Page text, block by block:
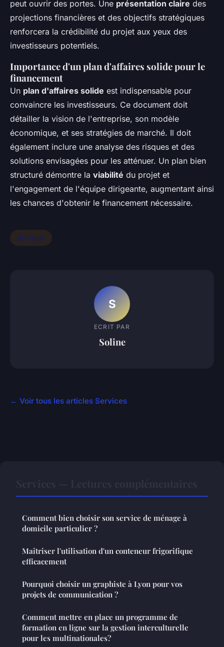
peut ouvrir des portes. Une présentation claire des
projections financières et des objectifs stratégiques
renforcera la crédibilité du projet aux yeux des
investisseurs potentiels.
Importance d'un plan d'affaires solide pour le
financement
Un plan d'affaires solide est indispensable pour
convaincre les investisseurs. Ce document doit
détailler la vision de l'entreprise, son modèle
économique, et ses stratégies de marché. Il doit
également inclure une analyse des risques et des
solutions envisagées pour les atténuer. Un plan bien
structuré démontre la viabilité du projet et
l'engagement de l'équipe dirigeante, augmentant ainsi
les chances d'obtenir le financement nécessaire.
Services
S
ECRIT PAR
Soline
← Voir tous les articles Services
Comment bien choisir son service de ménage à
domicile particulier ?
Maîtriser l'utilisation d'un conteneur frigorifique
efficacement
Pourquoi choisir un graphiste à Lyon pour vos
projets de communication ?
Comment mettre en place un programme de
formation en ligne sur la gestion interculturelle
pour les multinationales?